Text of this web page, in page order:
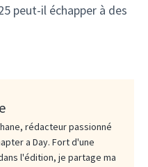
peut-il échapper à des
rédacteur passionné
a Day. Fort d'une
l'édition, je partage ma